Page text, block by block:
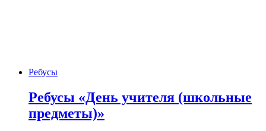
Ребусы
Ребусы «День учителя (школьные
предметы)»